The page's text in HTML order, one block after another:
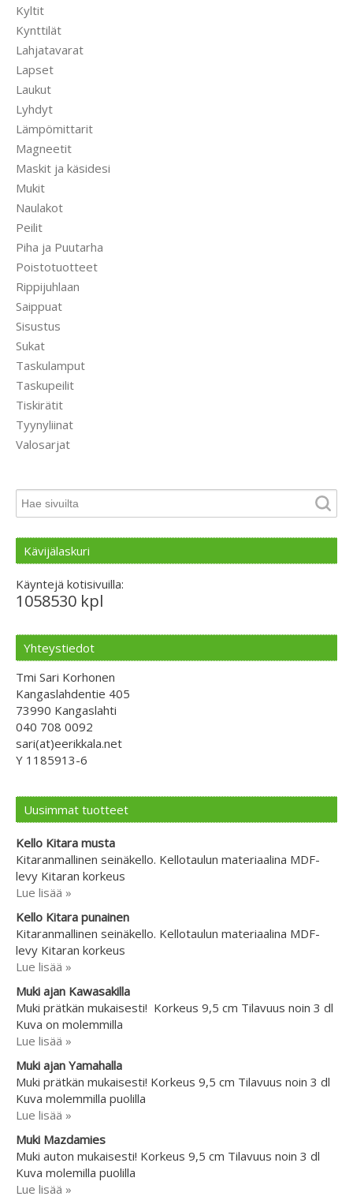
Kyltit
Kynttilät
Lahjatavarat
Lapset
Laukut
Lyhdyt
Lämpömittarit
Magneetit
Maskit ja käsidesi
Mukit
Naulakot
Peilit
Piha ja Puutarha
Poistotuotteet
Rippijuhlaan
Saippuat
Sisustus
Sukat
Taskulamput
Taskupeilit
Tiskirätit
Tyynyliinat
Valosarjat
Kävijälaskuri
Käyntejä kotisivuilla:
1058530 kpl
Yhteystiedot
Tmi Sari Korhonen
Kangaslahdentie 405
73990 Kangaslahti
040 708 0092
sari(at)eerikkala.net
Y 1185913-6
Uusimmat tuotteet
Kello Kitara musta
Kitaranmallinen seinäkello. Kellotaulun materiaalina MDF-
levy Kitaran korkeus
Lue lisää »
Kello Kitara punainen
Kitaranmallinen seinäkello. Kellotaulun materiaalina MDF-
levy Kitaran korkeus
Lue lisää »
Muki ajan Kawasakilla
Muki prätkän mukaisesti! Korkeus 9,5 cm Tilavuus noin 3 dl
Kuva on molemmilla
Lue lisää »
Muki ajan Yamahalla
Muki prätkän mukaisesti! Korkeus 9,5 cm Tilavuus noin 3 dl
Kuva molemmilla puolilla
Lue lisää »
Muki Mazdamies
Muki auton mukaisesti! Korkeus 9,5 cm Tilavuus noin 3 dl
Kuva molemilla puolilla
Lue lisää »